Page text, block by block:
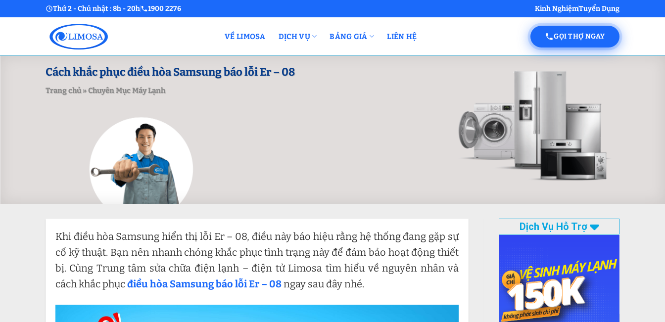
to
Thứ 2 - Chủ nhật : 8h - 20h 1900 2276 Kinh NghiệmTuyển Dụng
VỀ LIMOSA DỊCH VỤ BẢNG GIÁ LIÊN HỆ GỌI THỢ NGAY
Cách khắc phục điều hòa Samsung báo lỗi Er – 08
Trang chủ»Chuyên Mục Máy Lạnh
Khi điều hòa Samsung hiển thị lỗi Er – 08, điều này báo hiệu rằng hệ thống đang gặp sự
cố kỹ thuật. Bạn nên nhanh chóng khắc phục tình trạng này để đảm bảo hoạt động thiết
bị. Cùng Trung tâm sửa chữa điện lạnh – điện tử Limosa tìm hiểu về nguyên nhân và
cách khắc phụcđiều hòa Samsung báo lỗi Er – 08ngay sau đây nhé.
Dịch Vụ Hỗ Trợ